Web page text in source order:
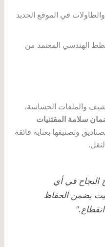
في الموقع الجديد
الهندسي المعتمد من
والملفات الحساسة،
سلامة المقتنيات
وتصنيفها بعناية فائقة
النجاح في أي
يضمن الحفاظ